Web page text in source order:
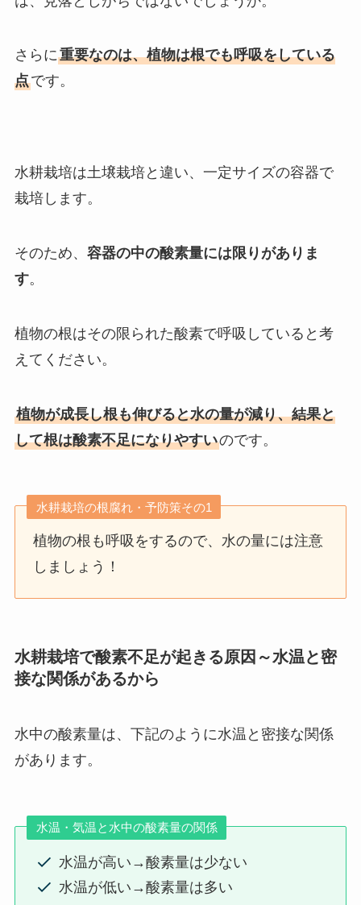
さらに重要なのは、植物は根でも呼吸をしている
点です。
水耕栽培は土壌栽培と違い、一定サイズの容器で
栽培します。
そのため、 容器の中の酸素量には限りがありま
す。
植物の根はその限られた酸素で呼吸していると考
えてください。
植物が成長し根も伸びると水の量が減り、結果と
して根は酸素不足になりやすいのです。
水耕栽培の根腐れ・予防策その1
植物の根も呼吸をするので、水の量には注意
しましょう！
水耕栽培で酸素不足が起きる原因～水温と密
接な関係があるから
水中の酸素量は、下記のように水温と密接な関係
があります。
水温・気温と水中の酸素量の関係
水温が高い→酸素量は少ない
水温が低い→酸素量は多い